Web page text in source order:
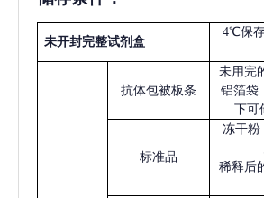
未开封完整试剂盒
4℃保
抗体包被板条
未用完
铝箔袋
下可
标准品
冻干粉
稀释后